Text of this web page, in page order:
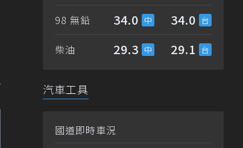
98 無鉛 34.0 34.0
柴油 29.3 29.1
汽車工具
國道即時車況